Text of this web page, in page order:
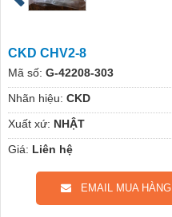
CKD CHV2-8
Mã số: G-42208-303
Nhãn hiệu: CKD
Xuất xứ: NHẬT
Giá: Liên hệ
EMAIL MUA HÀNG